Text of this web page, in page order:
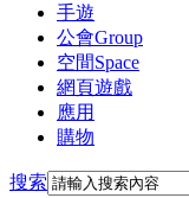
手遊
公會Group
空間Space
網頁遊戲
應用
購物
搜索